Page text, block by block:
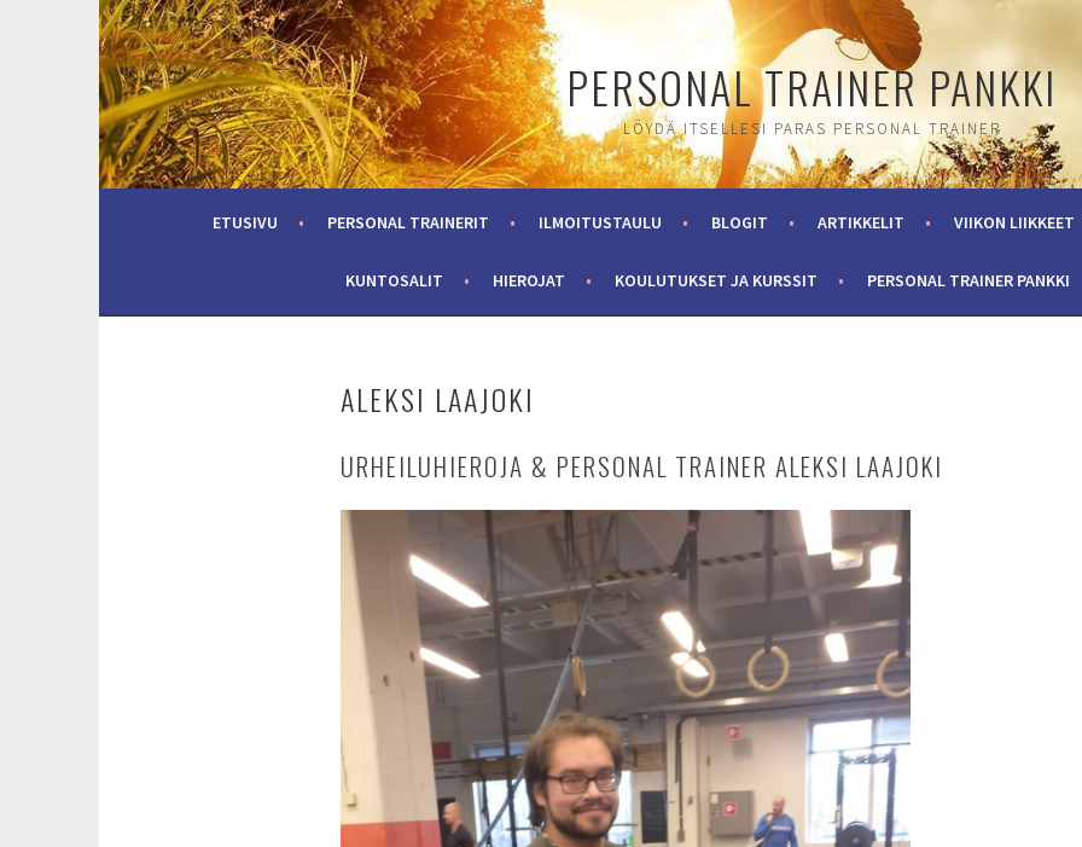
Skip
to
content
PERSONAL TRAINER PANKKI
LÖYDÄ ITSELLESI PARAS PERSONAL TRAINER
ETUSIVU PERSONAL TRAINERIT ILMOITUSTAULU BLOGIT ARTIKKELIT VIIKON LIIKKEET
KUNTOSALIT HIEROJAT KOULUTUKSET JA KURSSIT PERSONAL TRAINER PANKKI
ALEKSI LAAJOKI
URHEILUHIEROJA & PERSONAL TRAINER ALEKSI LAAJOKI